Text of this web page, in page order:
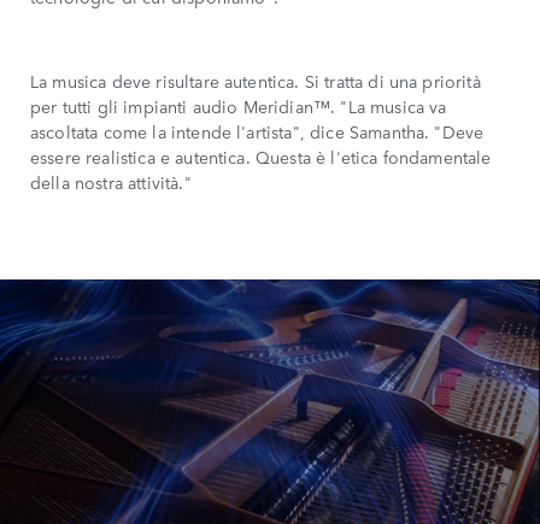
La musica deve risultare autentica. Si tratta di una priorità
per tutti gli impianti audio Meridian™. "La musica va
ascoltata come la intende l'artista", dice Samantha. "Deve
essere realistica e autentica. Questa è l'etica fondamentale
della nostra attività."